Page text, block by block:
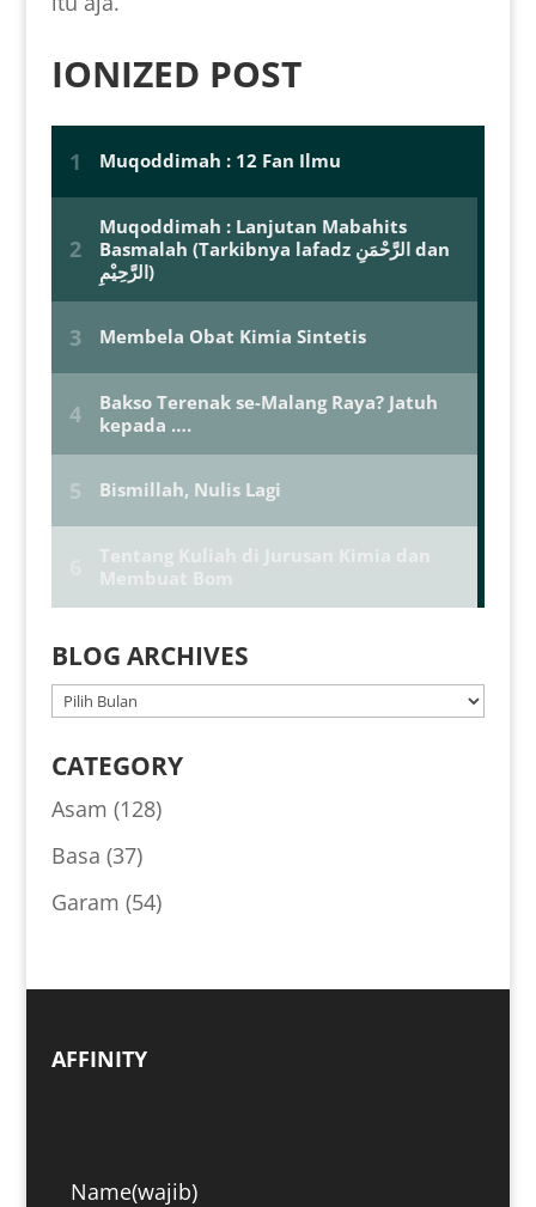
IONIZED POST
BLOG ARCHIVES
BLOG
CATEGORY
Asam (128)
Basa (37)
Garam (54)
AFFINITY
Name(wajib)